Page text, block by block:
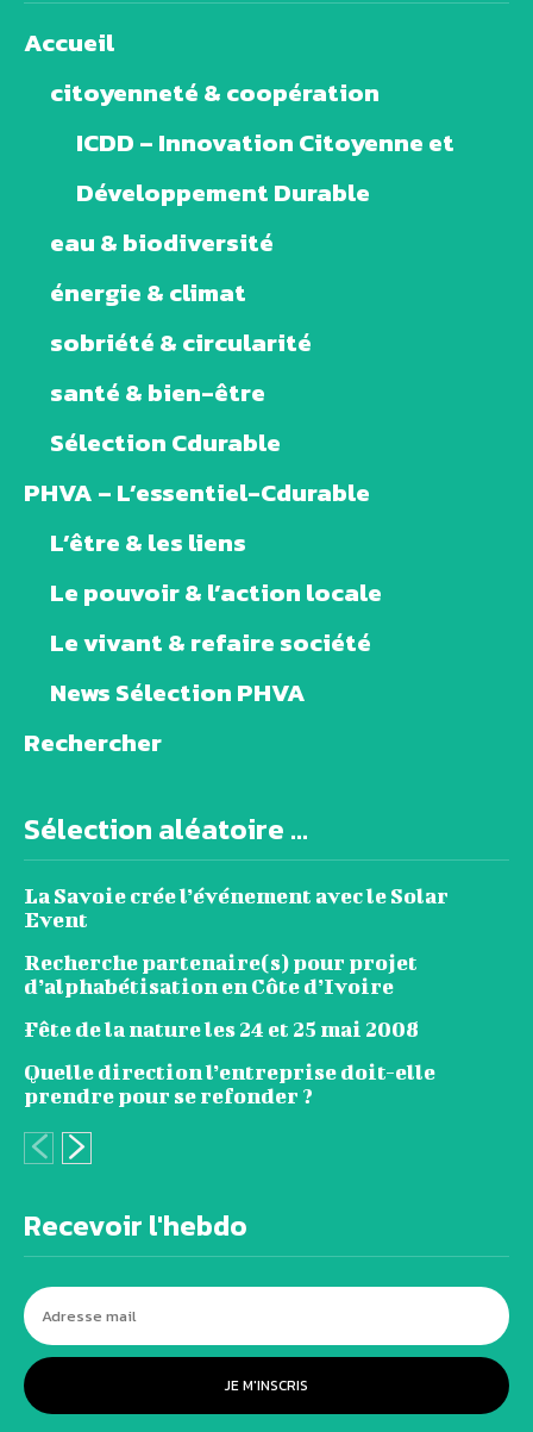
Accueil
citoyenneté & coopération
ICDD – Innovation Citoyenne et
Développement Durable
eau & biodiversité
énergie & climat
sobriété & circularité
santé & bien-être
Sélection Cdurable
PHVA – L’essentiel-Cdurable
L’être & les liens
Le pouvoir & l’action locale
Le vivant & refaire société
News Sélection PHVA
Rechercher
Sélection aléatoire ...
La Savoie crée l’événement avec le Solar
Event
Recherche partenaire(s) pour projet
d’alphabétisation en Côte d’Ivoire
Fête de la nature les 24 et 25 mai 2008
Quelle direction l’entreprise doit-elle
prendre pour se refonder ?
Recevoir l'hebdo
JE M'INSCRIS